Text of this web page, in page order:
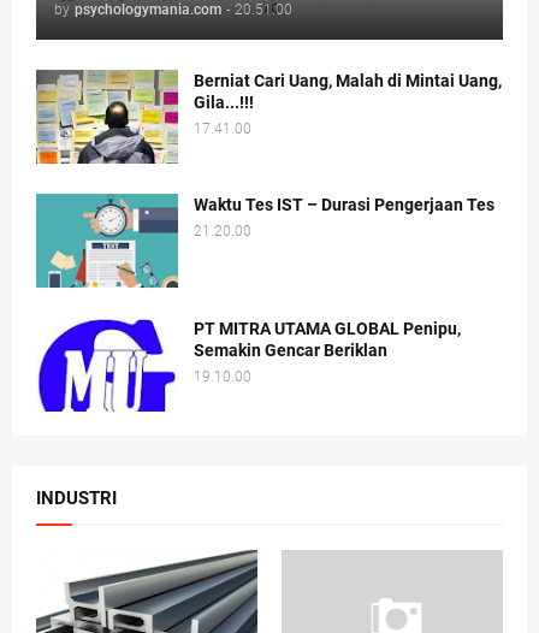
by psychologymania.com - 20.51.00
Berniat Cari Uang, Malah di Mintai Uang,
Gila...!!!
17.41.00
Waktu Tes IST – Durasi Pengerjaan Tes
21.20.00
PT MITRA UTAMA GLOBAL Penipu,
Semakin Gencar Beriklan
19.10.00
INDUSTRI